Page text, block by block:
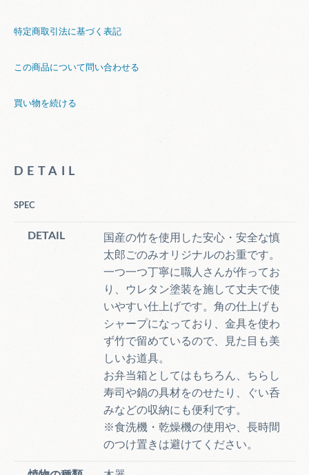
特定商取引法に基づく表記
この商品について問い合わせる
買い物を続ける
DETAIL
SPEC
DETAIL
国産の竹を使用した安心・安全な慎
太郎ごのみオリジナルのお重です。
一つ一つ丁寧に職人さんが作ってお
り、ウレタン塗装を施して丈夫で使
いやすい仕上げです。角の仕上げも
シャープになっており、金具を使わ
ず竹で留めているので、見た目も美
しいお道具。
お弁当箱としてはもちろん、ちらし
寿司や鍋の具材をのせたり、ぐい呑
みなどの収納にも便利です。
※食洗機・乾燥機の使用や、長時間
のつけ置きは避けてください。